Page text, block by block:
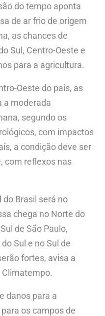
do tempo aponta
de ar frio de origem
as chances de
Sul, Centro-Oeste e
para a agricultura.
Oeste do país, as
a moderada
segundo os
com impactos
a condição deve ser
com reflexos nas
do Brasil será no
chega no Norte do
de São Paulo,
Sul e no Sul de
fortes, avisa a
Climatempo.
danos para a
os campos de